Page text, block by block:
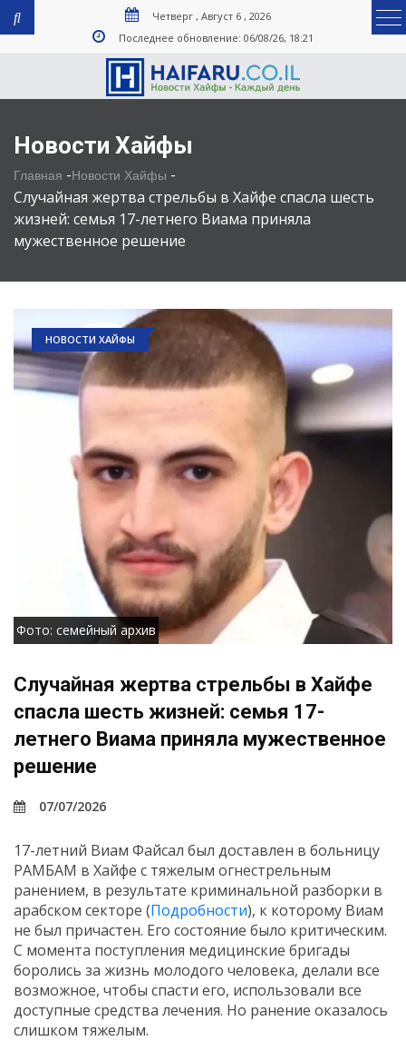
Четверг , Август 6 , 2026
Последнее обновление: 06/08/26, 18:21
Новости Хайфы
Главная -Новости Хайфы -
Случайная жертва стрельбы в Хайфе спасла шесть
жизней: семья 17-летнего Виама приняла
мужественное решение
НОВОСТИ ХАЙФЫ
Фото: семейный архив
Случайная жертва стрельбы в Хайфе
спасла шесть жизней: семья 17-
летнего Виама приняла мужественное
решение
07/07/2026
17-летний Виам Файсал был доставлен в больницу
РАМБАМ в Хайфе с тяжелым огнестрельным
ранением, в результате криминальной разборки в
арабском секторе (Подробности), к которому Виам
не был причастен. Его состояние было критическим.
С момента поступления медицинские бригады
боролись за жизнь молодого человека, делали все
возможное, чтобы спасти его, использовали все
доступные средства лечения. Но ранение оказалось
слишком тяжелым.